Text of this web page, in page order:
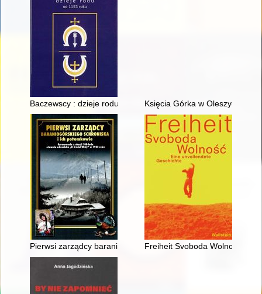
Baczewscy : dzieje rodu od 1153 rokuKsięcia Górka w Oleszycach :
Pierwsi zarządcy baraniogórskiego schroniska i ich
Freiheit Svoboda Wolność :